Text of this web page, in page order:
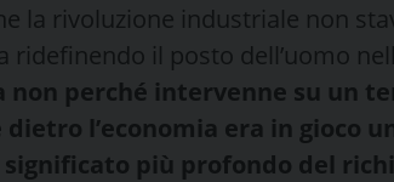
la rivoluzione industriale non
ridefinendo il posto dell’uomo
perché intervenne su un
l’economia era in gioco
più profondo del